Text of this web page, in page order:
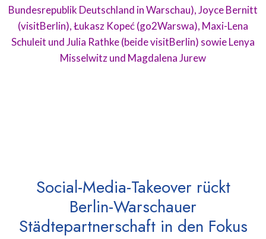
Social-Media-Takeover rückt
Berlin-Warschauer
Städtepartnerschaft in den Fokus